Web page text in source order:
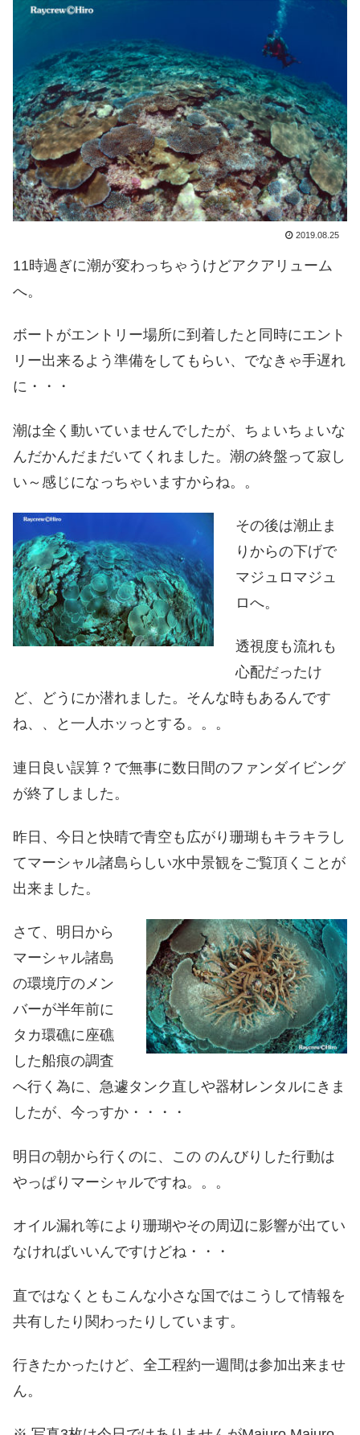
2019.08.25
11時過ぎに潮が変わっちゃうけどアクアリューム
へ。
ボートがエントリー場所に到着したと同時にエント
リー出来るよう準備をしてもらい、でなきゃ手遅れ
に・・・
潮は全く動いていませんでしたが、ちょいちょいな
んだかんだまだいてくれました。潮の終盤って寂し
い～感じになっちゃいますからね。。
その後は潮止ま
りからの下げで
マジュロマジュ
ロへ。
透視度も流れも
心配だったけ
ど、どうにか潜れました。そんな時もあるんです
ね、、と一人ホッっとする。。。
連日良い誤算？で無事に数日間のファンダイビング
が終了しました。
昨日、今日と快晴で青空も広がり珊瑚もキラキラし
てマーシャル諸島らしい水中景観をご覧頂くことが
出来ました。
さて、明日から
マーシャル諸島
の環境庁のメン
バーが半年前に
タカ環礁に座礁
した船痕の調査
へ行く為に、急遽タンク直しや器材レンタルにきま
したが、今っすか・・・・
明日の朝から行くのに、この のんびりした行動は
やっぱりマーシャルですね。。。
オイル漏れ等により珊瑚やその周辺に影響が出てい
なければいいんですけどね・・・
直ではなくともこんな小さな国ではこうして情報を
共有したり関わったりしています。
行きたかったけど、全工程約一週間は参加出来ませ
ん。